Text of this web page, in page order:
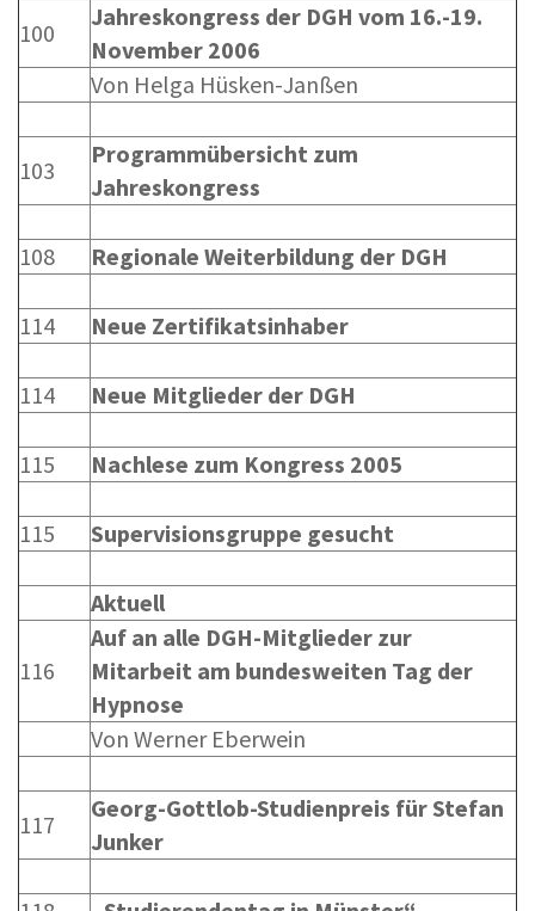
100
Jahreskongress der DGH vom 16.-19.
November 2006
Von Helga Hüsken-Janßen
103
Programmübersicht zum
Jahreskongress
108 Regionale Weiterbildung der DGH
114 Neue Zertifikatsinhaber
114 Neue Mitglieder der DGH
115 Nachlese zum Kongress 2005
115 Supervisionsgruppe gesucht
Aktuell
116
Auf an alle DGH-Mitglieder zur
Mitarbeit am bundesweiten Tag der
Hypnose
Von Werner Eberwein
117
Georg-Gottlob-Studienpreis für Stefan
Junker